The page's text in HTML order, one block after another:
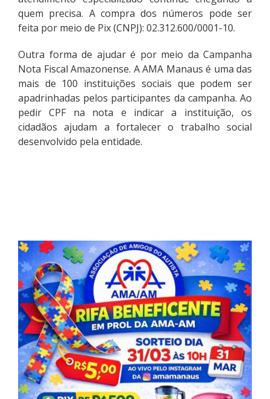
quem precisa. A compra dos números pode ser
feita por meio de Pix (CNPJ): 02.312.600/0001-10.
Outra forma de ajudar é por meio da Campanha
Nota Fiscal Amazonense. A AMA Manaus é uma das
mais de 100 instituições sociais que podem ser
apadrinhadas pelos participantes da campanha. Ao
pedir CPF na nota e indicar a instituição, os
cidadãos ajudam a fortalecer o trabalho social
desenvolvido pela entidade.